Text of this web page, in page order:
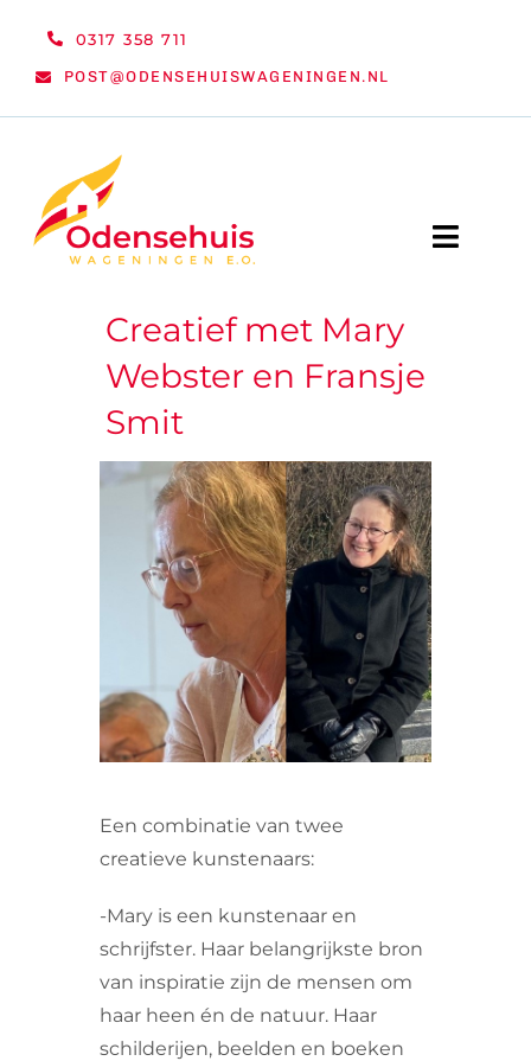
0317 358 711
POST@ODENSEHUISWAGENINGEN.NL
Toggle
WELKOM
VRIJWILLIGERS & STAGIAIRES
Creatief met Mary
Webster en Fransje
Smit
Een combinatie van twee
creatieve kunstenaars:
-Mary is een kunstenaar en
schrijfster. Haar belangrijkste bron
van inspiratie zijn de mensen om
haar heen én de natuur. Haar
schilderijen, beelden en boeken